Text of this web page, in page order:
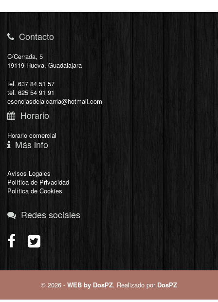
Contacto
C/Cerrada, 5
19119 Hueva, Guadalajara
tel. 637 84 51 57
tel. 625 54 91 91
esenciasdelalcarria@hotmail.com
Horario
Horario comercial
Más info
Avisos Legales
Política de Privacidad
Política de Cookies
Redes sociales
© 2026 - WEB by DosPZ. Realizado por DosPZ